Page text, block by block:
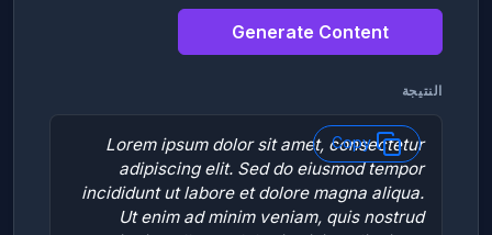
Generate Content
النتيجة
Copy